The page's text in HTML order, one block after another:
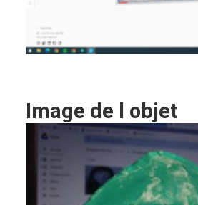
Image de l objet